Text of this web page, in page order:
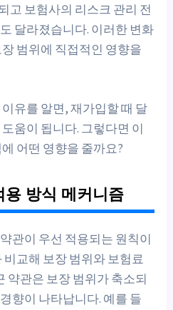
고 보험사의 리스크 관리 전
달라졌습니다. 이러한 변화
범위에 직접적인 영향을
유를 알면, 재가입할 때 달
움이 됩니다. 그렇다면 이
어떤 영향을 줄까요?
방식 메커니즘
관이 우선 적용되는 원칙이
교해 보장 범위와 보험료
약관은 보장 범위가 축소되
향이 나타납니다. 예를 들